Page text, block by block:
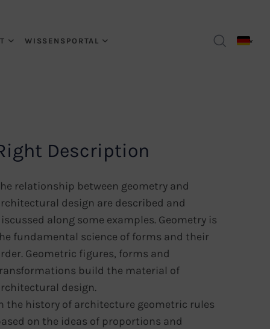
WISSENSPORTAL
Description
relationship between geometry and
design are described and
along some examples. Geometry is
fundamental science of forms and their
Geometric figures, forms and
build the material of
design.
the history of architecture geometric rules
on the ideas of proportions and